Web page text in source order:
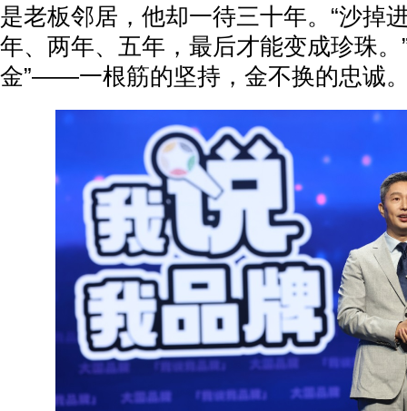
是老板邻居，他却一待三十年。“沙掉
年、两年、五年，最后才能变成珍珠。
金”——一根筋的坚持，金不换的忠诚